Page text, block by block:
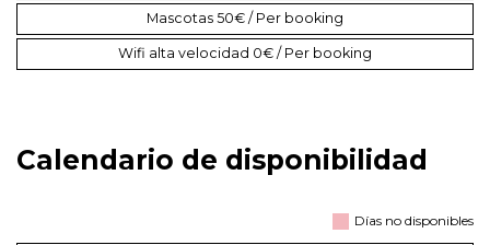
Mascotas 50€ / Per booking
Wifi alta velocidad 0€ / Per booking
Calendario de disponibilidad
Días no disponibles